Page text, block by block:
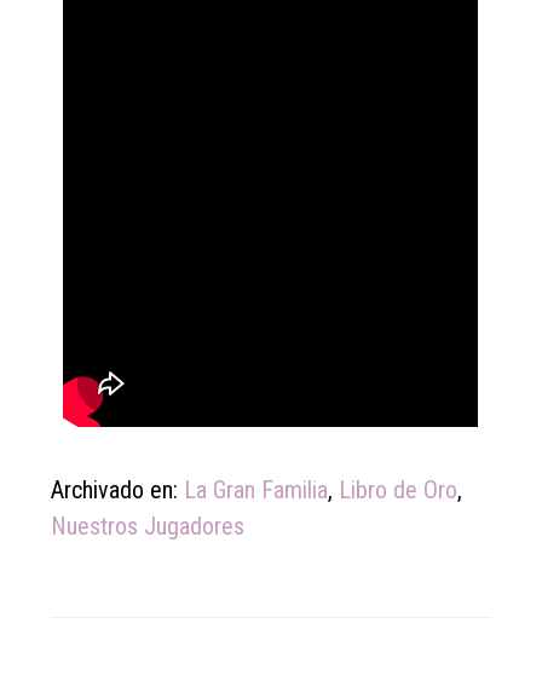
Archivado en: La Gran Familia, Libro de Oro,
Nuestros Jugadores